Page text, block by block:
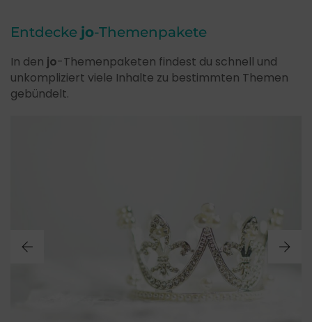
Entdecke jo-Themenpakete
In den jo-Themenpaketen findest du schnell und
unkompliziert viele Inhalte zu bestimmten Themen
gebündelt.